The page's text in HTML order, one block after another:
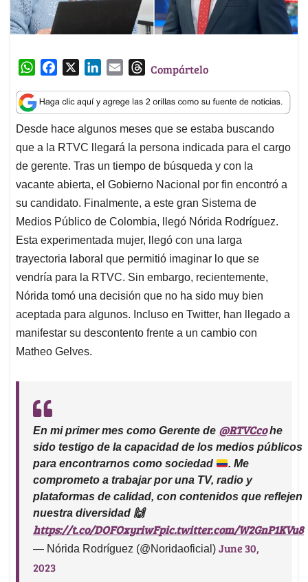
W
a
t
s
A
p
p
c
e
b
o
o
k
n
k
e
d
I
n
a
i
l
T
r
e
a
d
s
Compártelo
Desde hace algunos meses que se estaba buscando
que a la RTVC llegará la persona indicada para el cargo
de gerente. Tras un tiempo de búsqueda y con la
vacante abierta, el Gobierno Nacional por fin encontró a
su candidato. Finalmente, a este gran Sistema de
Medios Público de Colombia, llegó Nórida Rodríguez.
Esta experimentada mujer, llegó con una larga
trayectoria laboral que permitió imaginar lo que se
vendría para la RTVC. Sin embargo, recientemente,
Nórida tomó una decisión que no ha sido muy bien
aceptada para algunos. Incluso en Twitter, han llegado a
manifestar su descontento frente a un cambio con
Matheo Gelves.
En mi primer mes como Gerente de @RTVCcohe
sido testigo de la capacidad de los medios públicos
para encontrarnos como sociedad
. Me
comprometo a trabajar por una TV, radio y
plataformas de calidad, con contenidos que reflejen
nuestra diversidad 🙌
https://t.co/DOFOxyriwFpic.twitter.com/W2GnP1KVu8
— Nórida Rodríguez (@Noridaoficial) June 30,
2023